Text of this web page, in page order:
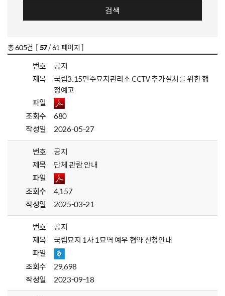
검색
총605건 [57/ 61 페이지 ]
번호
공지
제목
국립3.15민주묘지관리소 CCTV 추가설치를 위한 행
정예고
파일
조회수
680
작성일
2026-05-27
번호
공지
제목
단체 관람 안내
파일
조회수
4,157
작성일
2025-03-21
번호
공지
제목
국립묘지 1사 1묘역 예우 협약 신청안내
파일
조회수
29,698
작성일
2023-09-18